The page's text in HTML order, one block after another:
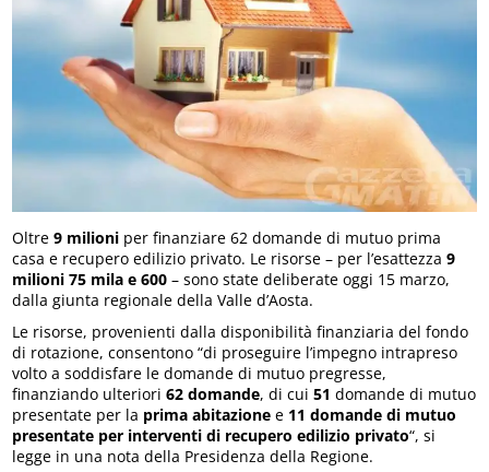
Oltre9 milioni per finanziare 62 domande di mutuo prima
casa e recupero edilizio privato. Le risorse – per l’esattezza9
milioni 75 mila e 600 – sono state deliberate oggi 15 marzo,
dalla giunta regionale della Valle d’Aosta.
Le risorse, provenienti dalla disponibilità finanziaria del fondo
di rotazione, consentono “di proseguire l’impegno intrapreso
volto a soddisfare le domande di mutuo pregresse,
finanziando ulteriori62 domande, di cui 51 domande di mutuo
presentate per la prima abitazione e 11 domande di mutuo
presentate per interventi di recupero edilizio privato“, si
legge in una nota della Presidenza della Regione.